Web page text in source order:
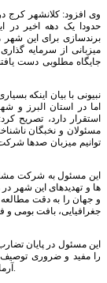
وی افزود: کلانشهر کرج
حدودا یک دهه اخیر در
برندسازی برای این شهر
جایگاه مطلوبی دست
نبیونی با بیان اینکه
استقرار دارد، تصریح
مسئولان و نخبگان
توانیم میزبان صدها
این مسئول به شرکت
ها و تهدیدهای این شهر
و جهان را به دقت
جغرافیایی، بافت بومی
این مسئول در پایان
را مفید و ضروری توصیف
آرمانی نباشد که شرایط پیاده سازی آن تا سالیانِ سال فراهم نشود.